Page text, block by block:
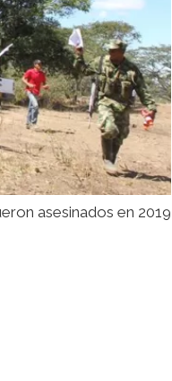
asesinados en 2019